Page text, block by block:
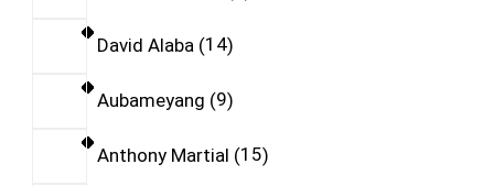
David Alaba 14
Aubameyang 9
Anthony Martial 15